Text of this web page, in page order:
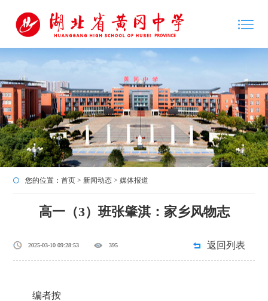
您的位置：首页 > 新闻动态 >媒体报道
高一（3）班张肇淇：家乡风物志
2025-03-10 09:28:53 395 返回列表
编者按